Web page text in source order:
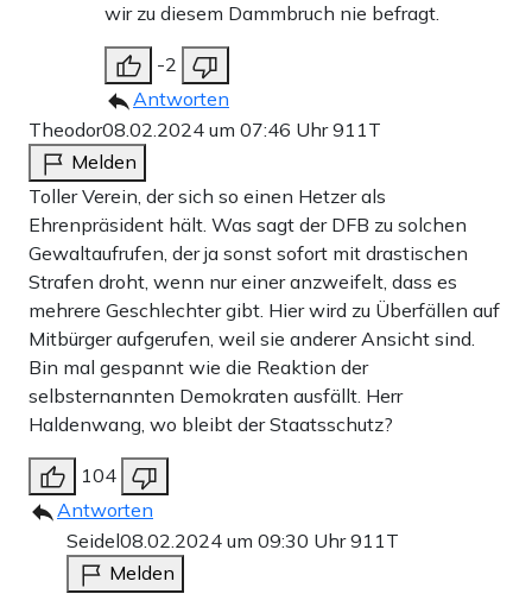
wir zu diesem Dammbruch nie befragt.
-2
Antworten
Theodor08.02.2024 um 07:46 Uhr911T
Melden
Toller Verein, der sich so einen Hetzer als
Ehrenpräsident hält. Was sagt der DFB zu solchen
Gewaltaufrufen, der ja sonst sofort mit drastischen
Strafen droht, wenn nur einer anzweifelt, dass es
mehrere Geschlechter gibt. Hier wird zu Überfällen auf
Mitbürger aufgerufen, weil sie anderer Ansicht sind.
Bin mal gespannt wie die Reaktion der
selbsternannten Demokraten ausfällt. Herr
Haldenwang, wo bleibt der Staatsschutz?
104
Antworten
Seidel08.02.2024 um 09:30 Uhr911T
Melden